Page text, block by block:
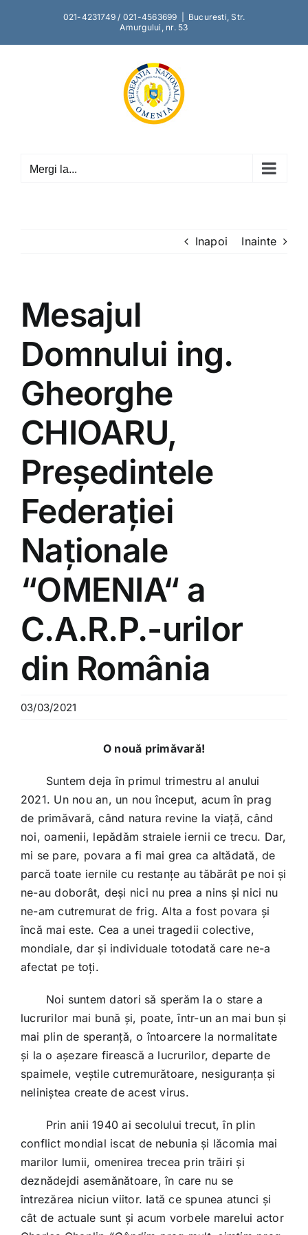
content
021-4231749 / 021-4563699
Bucuresti, Str.
Amurgului, nr. 53
Mergi la...
Inapoi Inainte
Mesajul
Domnului ing.
Gheorghe
CHIOARU,
Președintele
Federației
Naționale
“OMENIA“ a
C.A.R.P.-urilor
din România
03/03/2021
O nouă primăvară!
Suntem deja în primul trimestru al anului
2021. Un nou an, un nou început, acum în prag
de primăvară, când natura revine la viață, când
noi, oamenii, lepădăm straiele iernii ce trecu. Dar,
mi se pare, povara a fi mai grea ca altădată, de
parcă toate iernile cu restanțe au tăbărât pe noi și
ne-au doborât, deși nici nu prea a nins și nici nu
ne-am cutremurat de frig. Alta a fost povara și
încă mai este. Cea a unei tragedii colective,
mondiale, dar și individuale totodată care ne-a
afectat pe toți.
Noi suntem datori să sperăm la o stare a
lucrurilor mai bună și, poate, într-un an mai bun și
mai plin de speranță, o întoarcere la normalitate
și la o așezare firească a lucrurilor, departe de
spaimele, veștile cutremurătoare, nesiguranța și
neliniștea create de acest virus.
Prin anii 1940 ai secolului trecut, în plin
conflict mondial iscat de nebunia și lăcomia mai
marilor lumii, omenirea trecea prin trăiri și
deznădejdi asemănătoare, în care nu se
întrezărea niciun viitor. Iată ce spunea atunci și
cât de actuale sunt și acum vorbele marelui actor